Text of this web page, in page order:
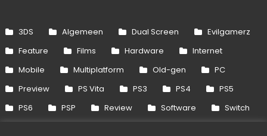
3DS Algemeen Dual Screen
Evilgamerz
Feature
Films Hardware
Internet
Mobile
Multiplatform Old-gen
PC
Preview
PS Vita PS3 PS4
PS5
PS6
PSP Review Software
Switch